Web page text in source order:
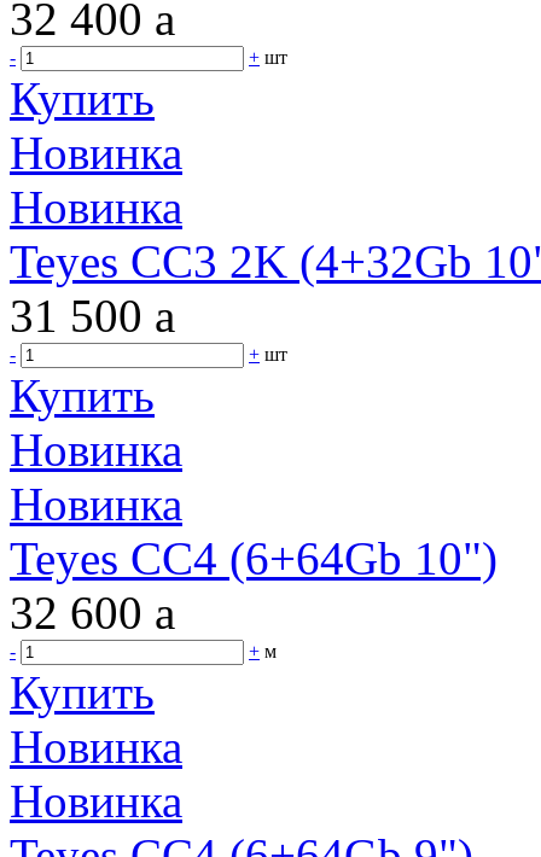
32 400 a
- + шт
Купить
Новинка
Новинка
Teyes CC3 2K (4+32Gb
31 500 a
- + шт
Купить
Новинка
Новинка
Teyes CC4 (6+64Gb 10")
32 600 a
- + м
Купить
Новинка
Новинка